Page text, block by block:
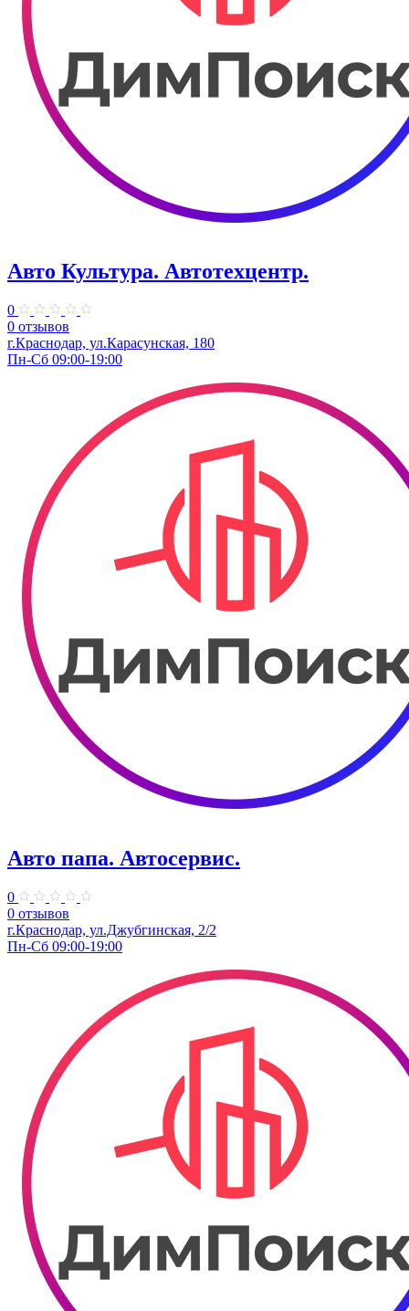
Авто Культура. ​Автотехцентр.
0
0 отзывов
​г.Краснодар, ул.Карасунская, 180
Пн-Сб 09:00-19:00
Авто папа. ​Автосервис.
0
0 отзывов
г.Краснодар, ул.Джубгинская, 2/2
Пн-Сб 09:00-19:00